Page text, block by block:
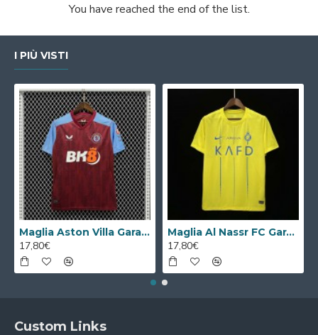
You have reached the end of the list.
I PIÙ VISTI
Maglia Aston Villa Gara Home 2023/2024
17,80€
Maglia Al Nassr FC Gara Home 2023/2024
17,80€
Custom Links